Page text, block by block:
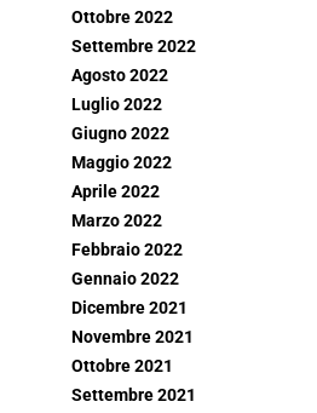
Ottobre 2022
Settembre 2022
Agosto 2022
Luglio 2022
Giugno 2022
Maggio 2022
Aprile 2022
Marzo 2022
Febbraio 2022
Gennaio 2022
Dicembre 2021
Novembre 2021
Ottobre 2021
Settembre 2021